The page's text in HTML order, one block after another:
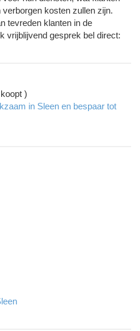
kosten zullen zijn.
tevreden klanten in de
vrijblijvend gesprek bel direct:
)
in Sleen en bespaar tot